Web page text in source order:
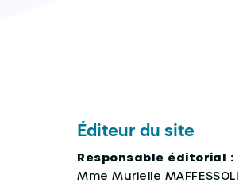
Éditeur du site
Responsable éditorial :
Mme Murielle MAFFESSOLI